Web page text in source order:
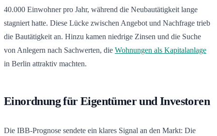
40.000 Einwohner pro Jahr, während die Neubautätigkeit lange
stagniert hatte. Diese Lücke zwischen Angebot und Nachfrage trieb
die Bautätigkeit an. Hinzu kamen niedrige Zinsen und die Suche
von Anlegern nach Sachwerten, die Wohnungen als Kapitalanlage
in Berlin attraktiv machten.
Einordnung für Eigentümer und Investoren
Die IBB-Prognose sendete ein klares Signal an den Markt: Die